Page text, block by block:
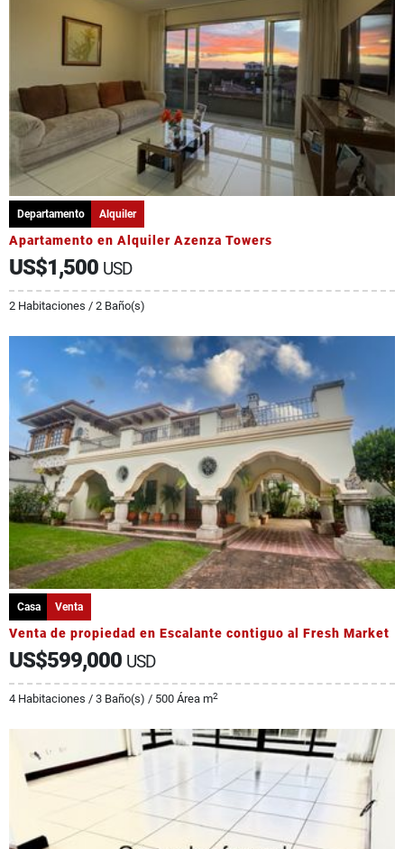
Departamento Alquiler
Apartamento en Alquiler Azenza Towers
US$1,500 USD
2 Habitaciones / 2 Baño(s)
Casa Venta
Venta de propiedad en Escalante contiguo al Fresh Market
US$599,000 USD
4 Habitaciones / 3 Baño(s) / 500 Área m2